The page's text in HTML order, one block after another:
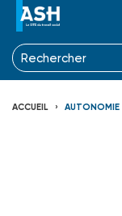
ACCUEIL AUTONOMIE